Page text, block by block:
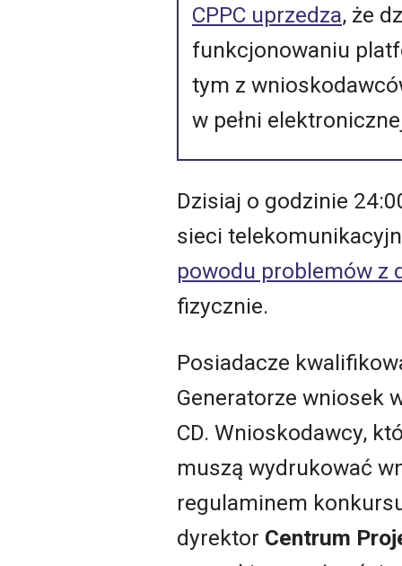
CPPC uprzedza, że
funkcjonowaniu
tym z
w pełni
Dzisiaj o godzinie
sieci
powodu problemów z
fizycznie.
Posiadacze
Generatorze wniosek
CD. Wnioskodawcy,
muszą wydrukować
regulaminem
dyrektor Centrum